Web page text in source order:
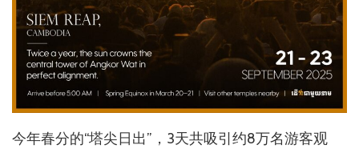
今年春分的“塔尖日出”，3天共吸引约8万名游客观